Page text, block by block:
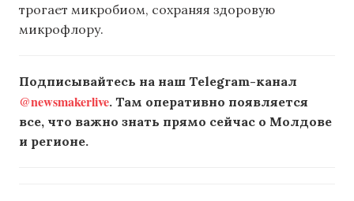
трогает микробиом, сохраняя здоровую
микрофлору.
Подписывайтесь на наш Telegram-канал
@newsmakerlive. Там оперативно появляется
все, что важно знать прямо сейчас о Молдове
и регионе.